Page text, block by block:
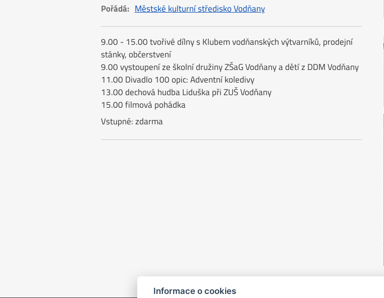
Pořádá: Městské kulturní středisko Vodňany
9.00 - 15.00 tvořivé dílny s Klubem vodňanských výtvarníků, prodejní
stánky, občerstvení
9.00 vystoupení ze školní družiny ZŠaG Vodňany a dětí z DDM Vodňany
11.00 Divadlo 100 opic: Adventní koledivy
13.00 dechová hudba Liduška při ZUŠ Vodňany
15.00 filmová pohádka
Vstupné: zdarma
Informace o cookies